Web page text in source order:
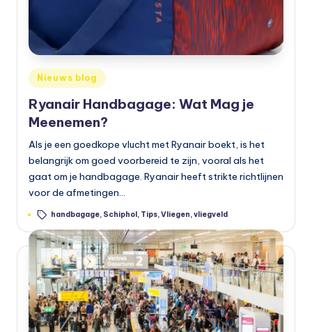
e
r
v
o
e
r
Geplaatst
in
Nieuws blog
Ryanair Handbagage: Wat Mag je
Meenemen?
Als je een goedkope vlucht met Ryanair boekt, is het
belangrijk om goed voorbereid te zijn, vooral als het
gaat om je handbagage. Ryanair heeft strikte richtlijnen
voor de afmetingen…
Tags: handbagage, Schiphol , Tips,Vliegen,vliegveld